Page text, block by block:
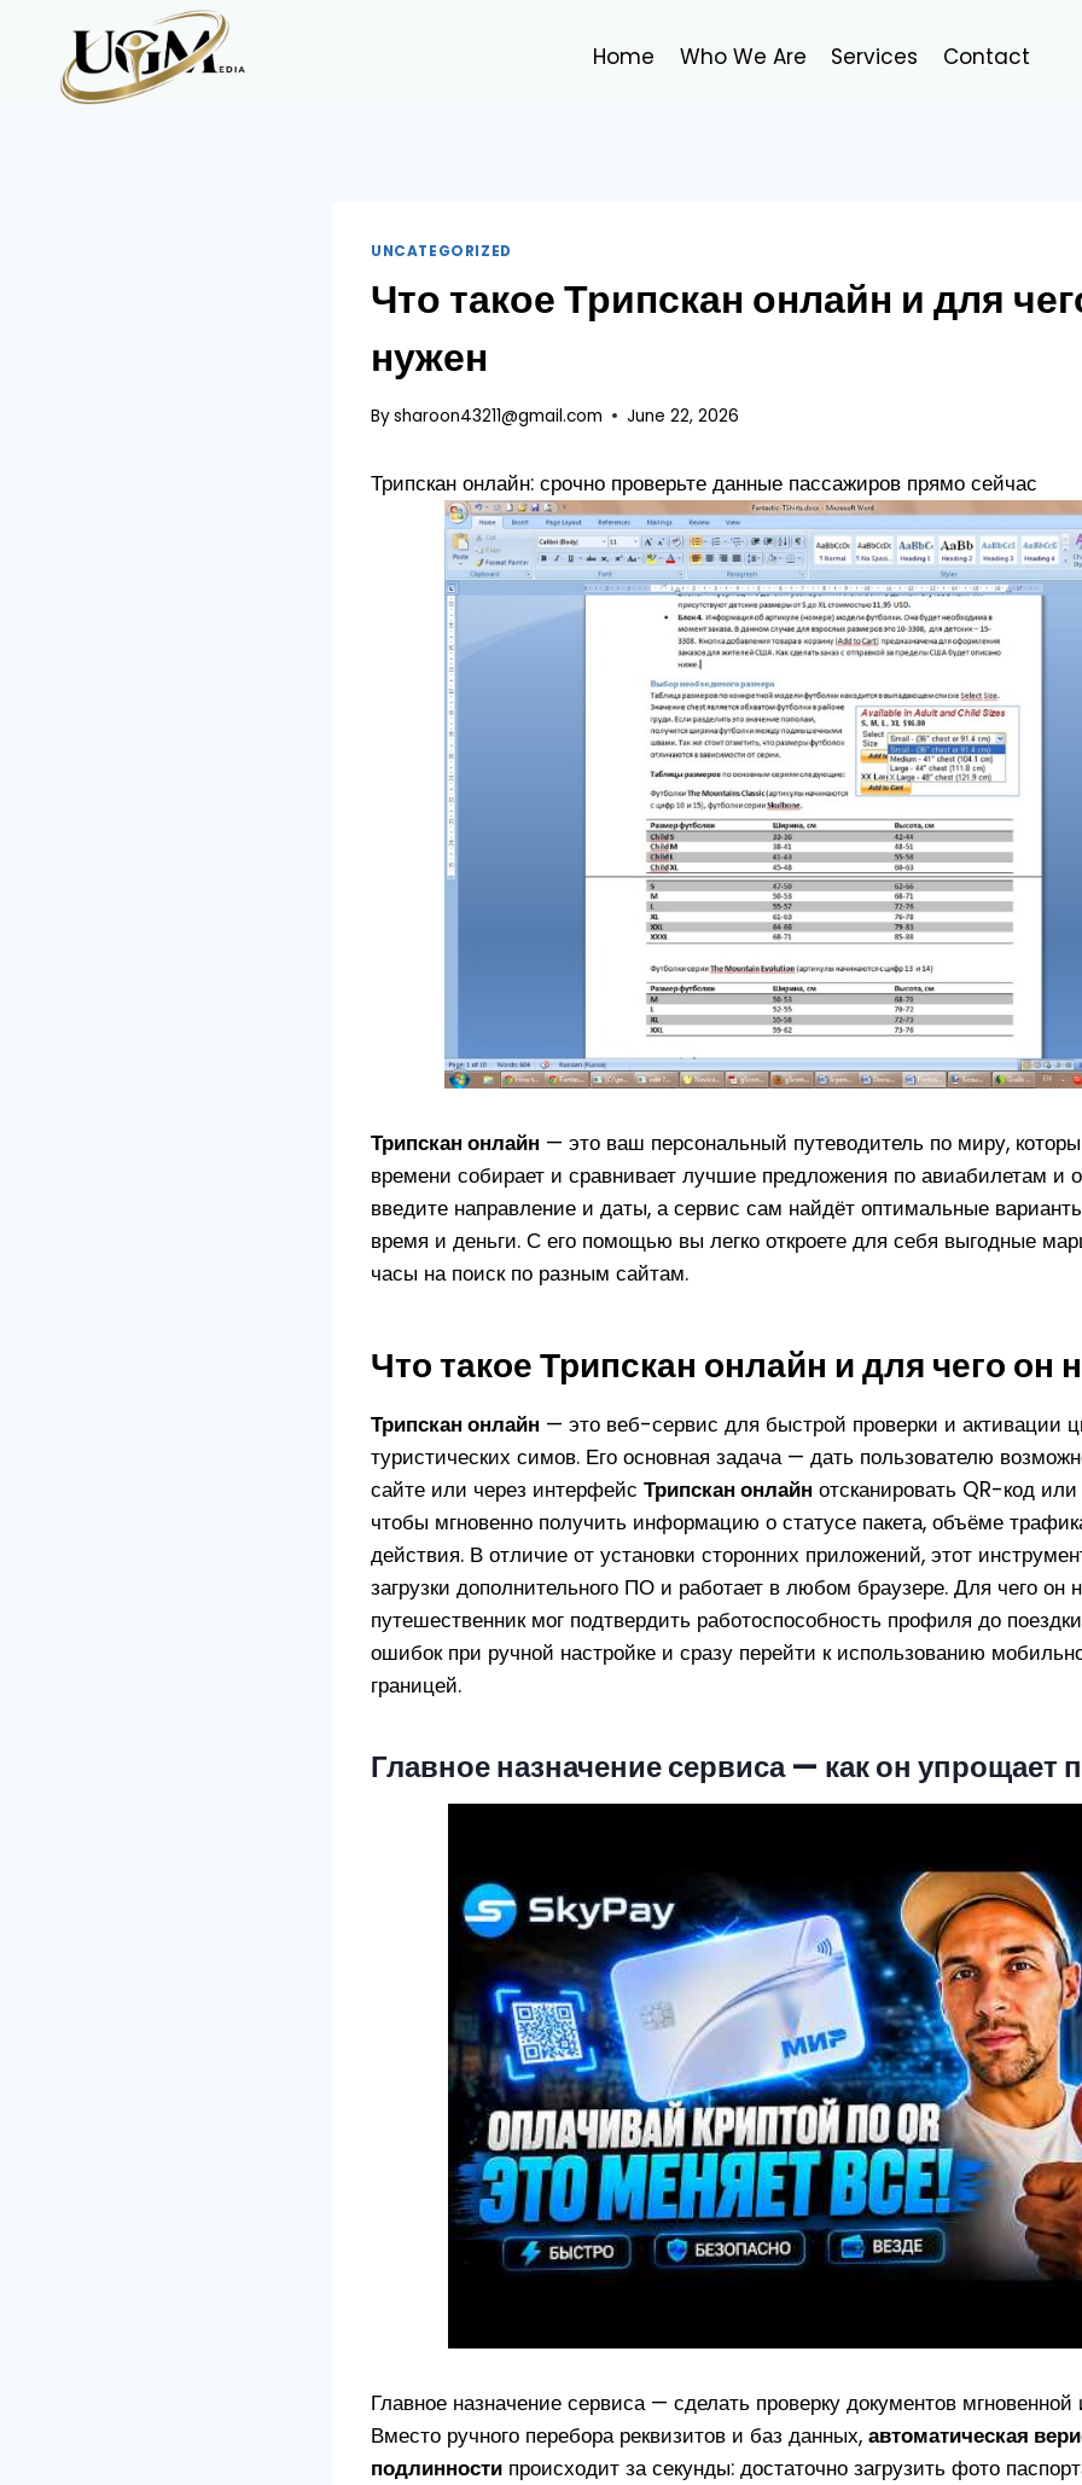
content
Home Who We Are Services Contact
UNCATEGORIZED
Что такое Трипскан онлайн и для
нужен
Bysharoon43211@gmail.com June 22, 2026
Трипскан онлайн: срочно проверьте данные пассажиров прямо сейчас
Трипскан онлайн — это ваш персональный путеводитель по миру,
времени собирает и сравнивает лучшие предложения по авиабилетам и
введите направление и даты, а сервис сам найдёт оптимальные
время и деньги. С его помощью вы легко откроете для себя выгодные
часы на поиск по разным сайтам.
Что такое Трипскан онлайн и для чего он
Трипскан онлайн — это веб-сервис для быстрой проверки и активации
туристических симов. Его основная задача — дать пользователю
сайте или через интерфейс Трипскан онлайн отсканировать QR-код
чтобы мгновенно получить информацию о статусе пакета, объёме
действия. В отличие от установки сторонних приложений, этот
загрузки дополнительного ПО и работает в любом браузере. Для чего он
путешественник мог подтвердить работоспособность профиля до
ошибок при ручной настройке и сразу перейти к использованию
границей.
Главное назначение сервиса — как он упрощает
Главное назначение сервиса — сделать проверку документов
Вместо ручного перебора реквизитов и баз данных, автоматическая
подлинности происходит за секунды: достаточно загрузить фото